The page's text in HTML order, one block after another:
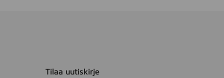
Tilaa uutiskirje